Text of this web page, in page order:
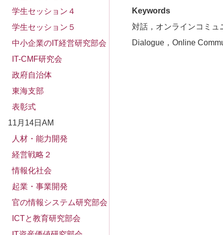
Keywords
対話，オンラインコミ
Dialogue，Online
学生セッション４
学生セッション５
中小企業のIT経営研究部会
IT-CMF研究会
政府自治体
東海支部
表彰式
11月14日AM
人材・能力開発
経営戦略２
情報化社会
起業・事業開発
官の情報システム研究部会
ICTと教育研究部会